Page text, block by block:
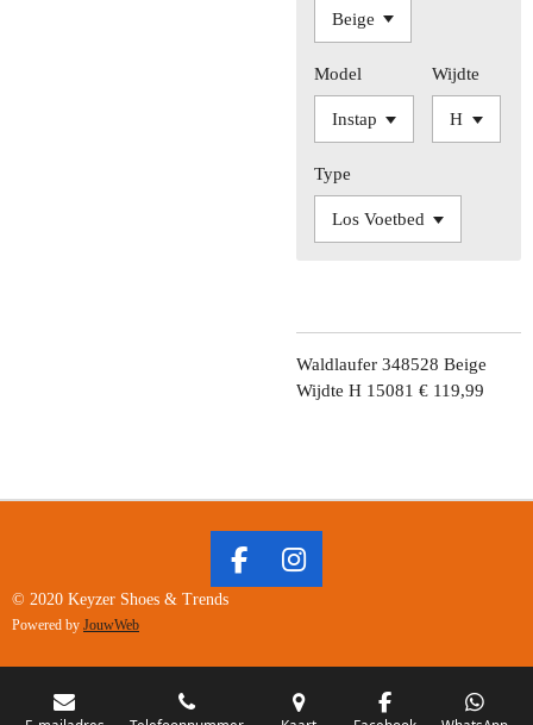
Model Wijdte
Type
Waldlaufer 348528 Beige
Wijdte H 15081 € 119,99
F
B
I
A
G
© 2020 Keyzer Shoes & Trends
Powered by JouwWeb